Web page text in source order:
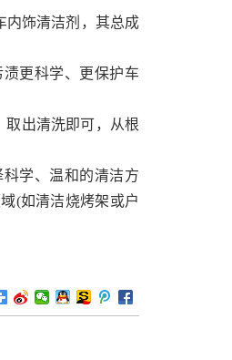
内饰清洁剂，其总成
更科学、更保护车
取出清洗即可，从根
学、温和的清洁方
(如清洁烧烤架或户